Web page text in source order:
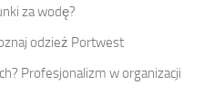
za wodę?
odzież Portwest
Profesjonalizm w organizacji